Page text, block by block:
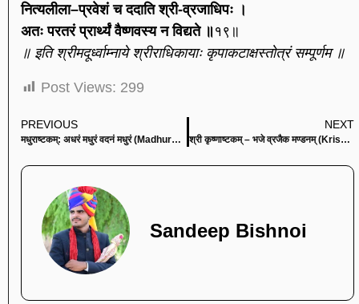
नित्यलीला–प्रवेशं च ददाति श्री-व्रजाधिपः ।
अतः परतरं प्रार्थ्यं वैष्णवस्य न विद्यते ॥ १९॥
॥ इति श्रीमदूर्ध्वाम्नाये श्रीराधिकायाः कृपाकटाक्षस्तोत्रं सम्पूर्णम ॥
Post Views: 299
PREVIOUS
मधुराष्टकम्: अधरं मधुरं वदनं मधुरं (Madhurashtakam Adhram Madhuram Vadnam Madhuram)
NEXT
श्री कृष्णाष्टकम् – भजे व्रजैक मण्डनम् (Krishnashtakam – Bhaje Vrajaik Maṇḍanam)
Sandeep Bishnoi